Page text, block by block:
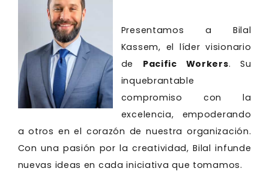
Presentamos a Bilal
Kassem, el líder visionario
de Pacific Workers. Su
inquebrantable
compromiso con la
excelencia, empoderando
a otros en el corazón de nuestra organización.
Con una pasión por la creatividad, Bilal infunde
nuevas ideas en cada iniciativa que tomamos.